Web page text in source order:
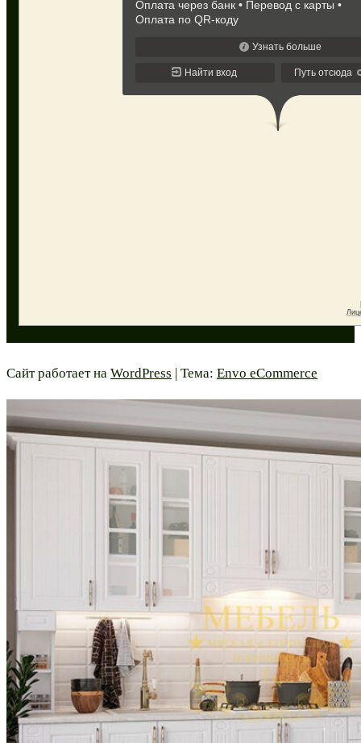
Сайт работает на WordPress | Тема: Envo eCommerce